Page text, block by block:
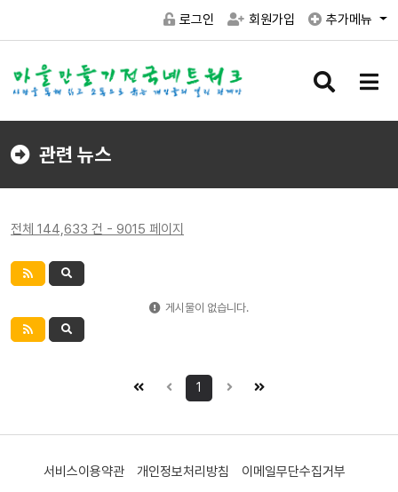
로그인 회원가입 추가메뉴
검
버
메
버
관련 뉴스
전체 144,633 건 - 9015 페이지
게시물이 없습니다.
1
서비스이용약관 개인정보처리방침
이메일무단수집거부